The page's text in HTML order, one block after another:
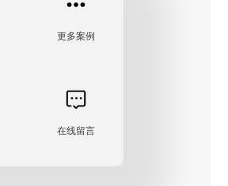
更多案例
在线留言